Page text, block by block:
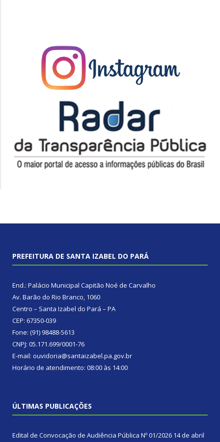
PREFEITURA DE SANTA IZABEL DO PARÁ
End.: Palácio Municipal Capitão Noé de Carvalho
Av. Barão do Rio Branco, 1060
Centro – Santa Izabel do Pará – PA
CEP: 67350-039
Fone: (91) 98488-5613
CNPJ: 05.171.699/0001-76
E-mail: ouvidoria@santaizabel.pa.gov.br
Horário de atendimento: 08:00 às 14:00
ÚLTIMAS PUBLICAÇÕES
Edital de Convocação de Audiência Pública Nº 01/2026 14 de abril